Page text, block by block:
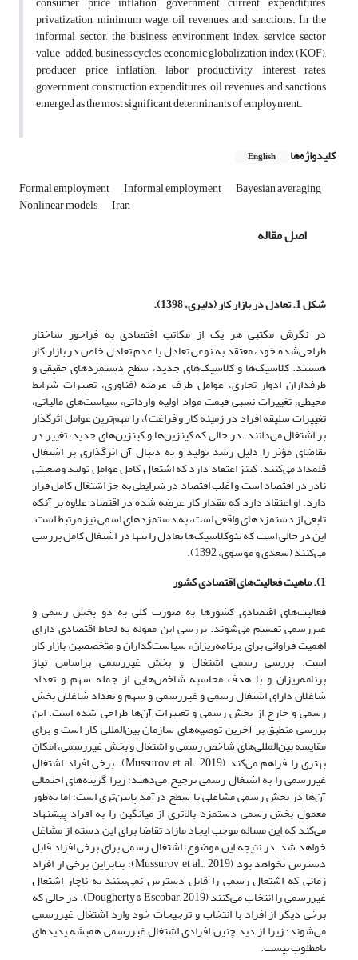
privatization, minimum wage, oil revenues, and sanctions. In the
informal sector, the business environment index, service sector
value-added, business cycles, economic globalization index (KOF),
producer price inflation, labor productivity, interest rates,
government construction expenditures, oil revenues, and sanctions
emerged as the most significant determinants of employment.
کلیدواژه‌ها English
Formal employment Informal employment Bayesian averaging
Nonlinear models Iran
اصل مقاله
شکل 1. تعادل در بازار کار (دلیری، 1398).
در نگرش مکتبی هر یک از مکاتب اقتصادی به فراخور ساختار
طراحی‌شده خود، معتقد به نوعی تعادل یا عدم تعادل خاص در بازار کار
هستند. کلاسیک‌ها و کلاسیک‌های جدید، سطح دستمزدهای حقیقی و
طرفداران ادوار تجاری، عوامل طرف عرضه (فناوری، تغییرات شرایط
محیطی، تغییرات نسبی قیمت مواد اولیه وارداتی، سیاست‌های مالیاتی،
تغییرات سلیقه افراد در زمینه کار و فراغت)، را مهم‌ترین عوامل اثرگذار
بر اشتغال می‌دانند. در حالی که کینزین‌ها و کینزین‌های جدید، تغییر در
تقاضای مؤثر را دلیل رشد تولید و به دنبال آن اثرگذاری بر اشتغال
قلمداد می‌کنند. کینز اعتقاد دارد که اشتغال کامل عوامل تولید وضعیتی
نادر در اقتصاد است و اغلب اقتصاد در شرایطی به جز اشتغال کامل قرار
دارد. او اعتقاد دارد که مقدار کار عرضه‌ شده در اقتصاد علاوه بر آنکه
تابعی از دستمزدهای واقعی است، به دستمزدهای اسمی نیز مرتبط است.
این در حالی است که نئوکلاسیک‌ها تعادل را تنها در اشتغال کامل بررسی
می‌کنند (سعدی و موسوی، 1392).
1). ماهیت فعالیت‌های اقتصادی کشور
فعالیت‌های اقتصادی کشورها به صورت کلی به دو بخش رسمی و
غیررسمی تقسیم می‌شوند. بررسی این مقوله به لحاظ اقتصادی دارای
اهمیت فراوانی برای برنامه‌ریزان، سیاست‌گذاران و متخصصین بازار کار
است. بررسی رسمی اشتغال و بخش غیررسمی براساس نیاز
برنامه‌ریزان و با هدف محاسبه شاخص‌هایی از جمله سهم و تعداد
شاغلان دارای اشتغال رسمی و غیررسمی و سهم و تعداد شاغلان بخش
رسمی و خارج از بخش رسمی و تغییرات آن‌ها طراحی شده است. این
بررسی منطبق بر آخرین توصیه‌های سازمان بین‌المللی کار است و برای
مقایسه بین‌المللی‌های شاخص رسمی و اشتغال و بخش غیررسمی، امکان
بهتری را فراهم می‌کند (Mussurov et al., 2019). برخی افراد اشتغال
غیررسمی را به اشتغال رسمی ترجیح می‌دهند؛ زیرا گزینه‌های احتمالی
آن‌ها در بخش رسمی مشاغلی با‌ سطح درآمد پایین‌تری است؛ اما به‌طور
معمول بخش رسمی دستمزد بالاتری از میانگین را به افراد پیشنهاد
می‌کند که این مساله موجب ایجاد مازاد تقاضا برای این دسته از مشاغل
خواهد شد. در نتیجه این موضوع، اشتغال رسمی برای برخی افراد قابل
دسترس نخواهد بود (Mussurov et al., 2019)؛ بنابراین برخی از افراد
زمانی که اشتغال رسمی را قابل دسترس نمی‌بینند به ناچار اشتغال
غیررسمی را انتخاب می‌کنند (Dougherty & Escobar, 2019). در حالی که
برخی دیگر از افراد با انتخاب و ترجیحات خود وارد اشتغال غیررسمی
می‌شوند؛ زیرا از دید چنین افرادی اشتغال غیررسمی همیشه پدیده‌ای
نامطلوب نیست.